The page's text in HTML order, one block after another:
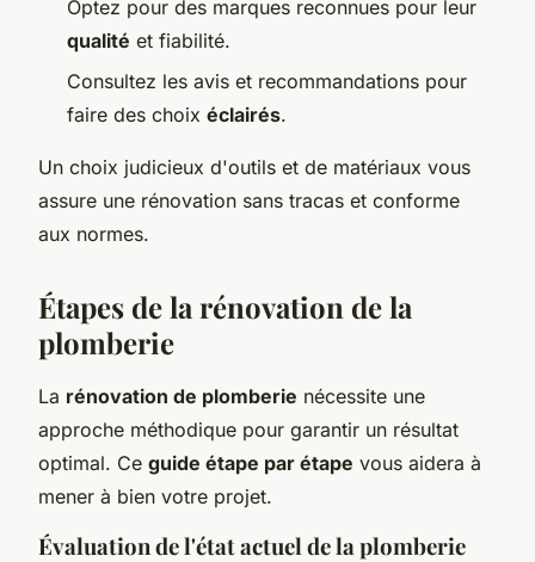
Optez pour des marques reconnues pour leur
qualité et fiabilité.
Consultez les avis et recommandations pour
faire des choix éclairés.
Un choix judicieux d'outils et de matériaux vous
assure une rénovation sans tracas et conforme
aux normes.
Étapes de la rénovation de la
plomberie
La rénovation de plomberie nécessite une
approche méthodique pour garantir un résultat
optimal. Ce guide étape par étape vous aidera à
mener à bien votre projet.
Évaluation de l'état actuel de la plomberie